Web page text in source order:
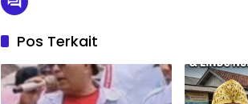
Pos Terkait